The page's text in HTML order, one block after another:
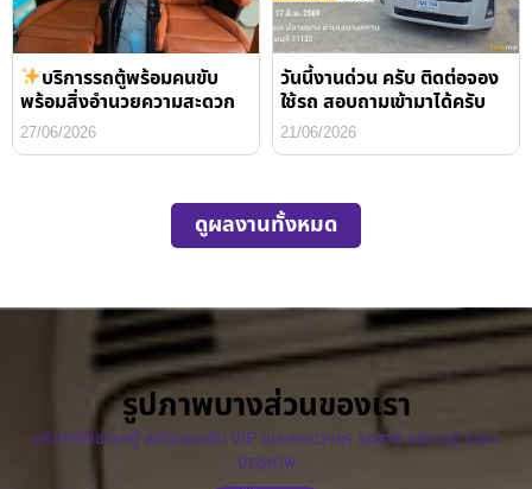
บริการรถตู้พร้อมคนขับ
พร้อมสิ่งอำนวยความสะดวก
27/06/2026
วันนี้งานด่วน ครับ ติดต่อจอง
ใช้รถ สอบถามเข้ามาได้ครับ
21/06/2026
ดูผลงานทั้งหมด
รูปภาพบางส่วนของเรา
บริการให้เช่ารถตู้ พร้อมคนขับ VIP แบบครบวงจร รถสวย บริการดี ราคา
มิตรภาพ